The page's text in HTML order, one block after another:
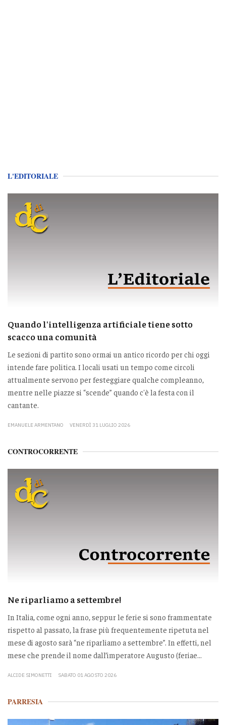
L'EDITORIALE
Quando l'intelligenza artificiale tiene sotto
scacco una comunità
Le sezioni di partito sono ormai un antico ricordo per chi oggi
intende fare politica. I locali usati un tempo come circoli
attualmente servono per festeggiare qualche compleanno,
mentre nelle piazze si “scende” quando c'è la festa con il
cantante.
EMANUELE ARMENTANO VENERDÌ 31 LUGLIO 2026
CONTROCORRENTE
Ne riparliamo a settembre!
In Italia, come ogni anno, seppur le ferie si sono frammentate
rispetto al passato, la frase più frequentemente ripetuta nel
mese di agosto sarà “ne riparliamo a settembre”. In effetti, nel
mese che prende il nome dall’imperatore Augusto (feriae...
ALCIDE SIMONETTI SABATO 01 AGOSTO 2026
PARRESIA